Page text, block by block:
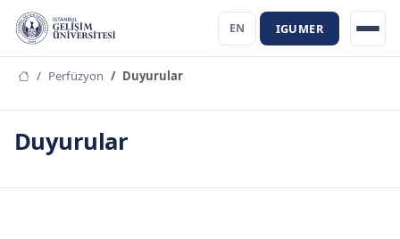
EN IGUMER
Perfüzyon Duyurular
Duyurular